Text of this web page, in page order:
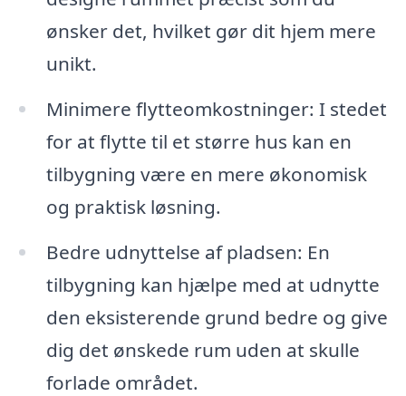
ønsker det, hvilket gør dit hjem mere
unikt.
Minimere flytteomkostninger: I stedet
for at flytte til et større hus kan en
tilbygning være en mere økonomisk
og praktisk løsning.
Bedre udnyttelse af pladsen: En
tilbygning kan hjælpe med at udnytte
den eksisterende grund bedre og give
dig det ønskede rum uden at skulle
forlade området.